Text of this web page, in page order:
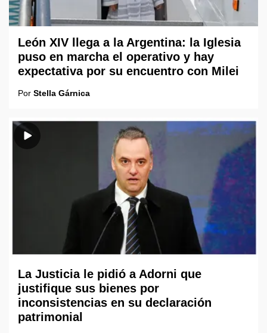
León XIV llega a la Argentina: la Iglesia
puso en marcha el operativo y hay
expectativa por su encuentro con Milei
Por Stella Gárnica
La Justicia le pidió a Adorni que
justifique sus bienes por
inconsistencias en su declaración
patrimonial